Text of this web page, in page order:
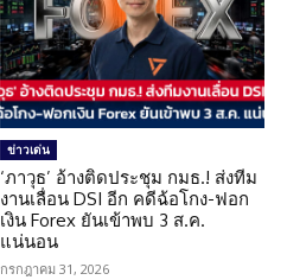
ข่าวเด่น
‘ภาวุธ’ อ้างติดประชุม กมธ.! ส่งทีม
งานเลื่อน DSI อีก คดีฉ้อโกง-ฟอก
เงิน Forex ยันเข้าพบ 3 ส.ค.
แน่นอน
กรกฎาคม 31, 2026